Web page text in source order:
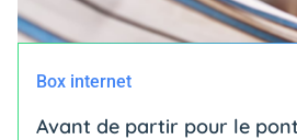
Box internet
Avant de partir pour le